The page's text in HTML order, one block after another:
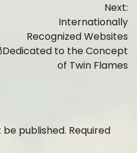
Next:
Internationally
Recognized Websites
Dedicated to the Concept
of Twin Flames
published. Required